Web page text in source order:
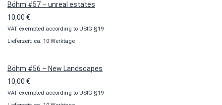
Böhm #57 – unreal estates
10,00 €
VAT exempted according to UStG §19
Lieferzeit: ca. 10 Werktage
Böhm #56 – New Landscapes
10,00 €
VAT exempted according to UStG §19